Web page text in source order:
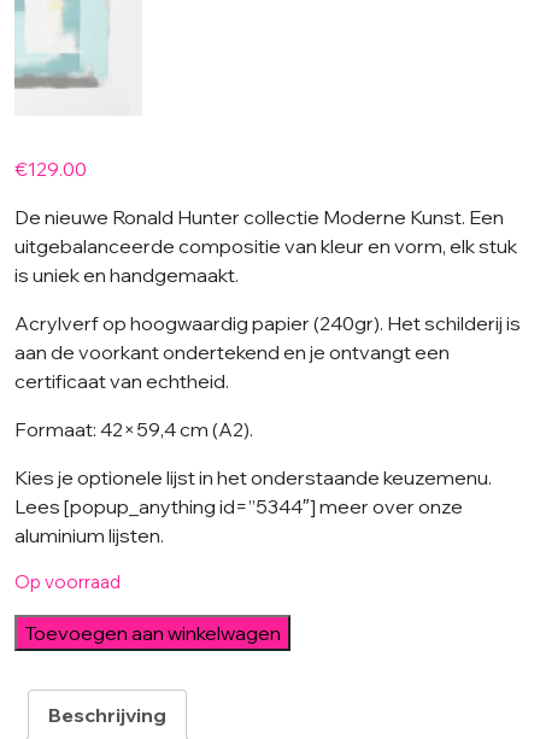
€129.00
De nieuwe Ronald Hunter collectie Moderne Kunst. Een
uitgebalanceerde compositie van kleur en vorm, elk stuk
is uniek en handgemaakt.
Acrylverf op hoogwaardig papier (240gr). Het schilderij is
aan de voorkant ondertekend en je ontvangt een
certificaat van echtheid.
Formaat: 42×59,4 cm (A2).
Kies je optionele lijst in het onderstaande keuzemenu.
Lees [popup_anything id=”5344″] meer over onze
aluminium lijsten.
Op voorraad
Swimming
Pool
aantal
Toevoegen aan winkelwagen
Beschrijving